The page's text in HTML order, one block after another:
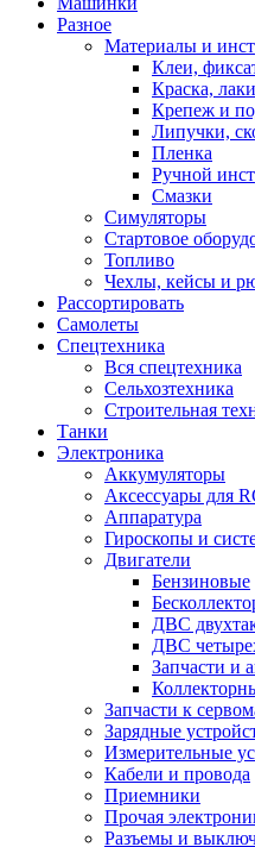
Разное
Материалы и
Клеи,
Краска, лаки
Крепеж и
Липучки,
Пленка
Ручной
Смазки
Симуляторы
Стартовое
Топливо
Чехлы, кейсы и
Рассортировать
Самолеты
Спецтехника
Вся спецтехника
Сельхозтехника
Строительная
Танки
Электроника
Аккумуляторы
Аксессуары для
Аппаратура
Гироскопы и
Двигатели
Бензиновые
ДВС
ДВС
Запчасти и
Запчасти к
Зарядные
Измерительные
Кабели и провода
Приемники
Прочая
Разъемы и